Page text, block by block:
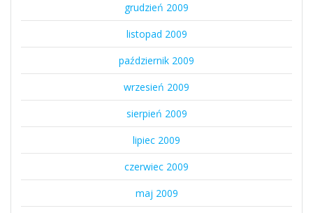
grudzień 2009
listopad 2009
październik 2009
wrzesień 2009
sierpień 2009
lipiec 2009
czerwiec 2009
maj 2009